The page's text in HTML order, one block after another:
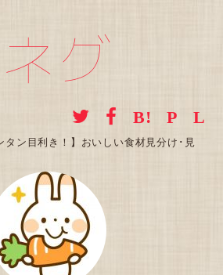
グ
タン目利き！】おいしい食材見分け･見